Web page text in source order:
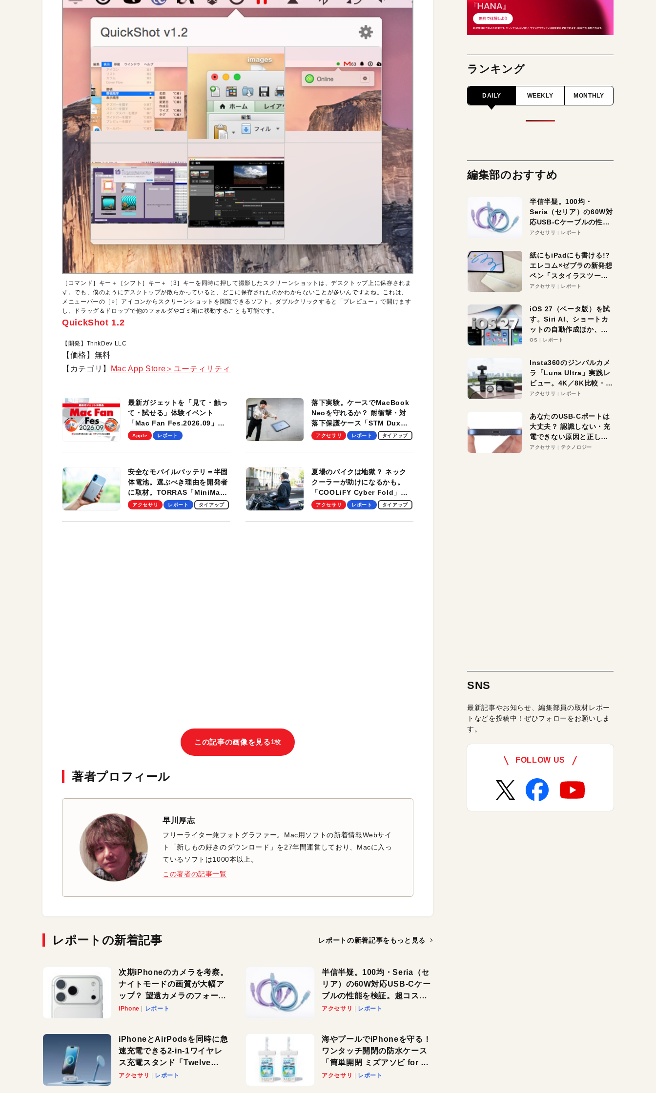
［コマンド］キー＋［シフト］キー＋［3］キーを同時に押して撮影したスクリーンショットは、デスクトップ上に保存されま
す。でも、僕のようにデスクトップが散らかっていると、どこに保存されたのかわからないことが多いんですよね。これは、
メニューバーの［○］アイコンからスクリーンショットを閲覧できるソフト。ダブルクリックすると「プレビュー」で開けます
し、ドラッグ＆ドロップで他のフォルダやゴミ箱に移動することも可能です。
QuickShot 1.2
【開発】ThnkDev LLC
【価格】無料
【カテゴリ】
Mac App Store＞ユーティリティ
最新ガジェットを「見て・触っ
て・試せる」体験イベント
「Mac Fan Fes.2026.09」
を、9月26日（土）に開催しま
Apple レポート
落下実験。ケースでMacBook
Neoを守れるか？ 耐衝撃・対
落下保護ケース「STM Dux
Ultra」を検証。学生、ビジネ
適！
アクセサリ レポート タイアップ
安全なモバイルバッテリ＝半固
体電池。選ぶべき理由を開発者
に取材。TORRAS「MiniMag
Pro」の実機レビューも
アクセサリ レポート タイアップ
夏場のバイクは地獄？ ネック
クーラーが助けになるかも。
「COOLiFY Cyber Fold」レ
ビュー。冷却の速さ、密着する
性がグッド！
アクセサリ レポート タイアップ
この記事の画像を見る 1枚
著者プロフィール
早川厚志
フリーライター兼フォトグラファー。Mac用ソフトの新着情報Webサイ
ト「新しもの好きのダウンロード」を27年間運営しており、Macに入っ
ているソフトは1000本以上。
この著者の記事一覧
レポートの新着記事 レポートの新着記事をもっと見る
次期iPhoneのカメラを考察。
ナイトモードの画質が大幅ア
ップ？ 望遠カメラのフォーカ
スがさらにシャープに？
iPhone レポート
半信半疑。100均・Seria（セ
リア）の60W対応USB-Cケー
ブルの性能を検証。超コスパ
の1本を発見か？
アクセサリ レポート
iPhoneとAirPodsを同時に急
速充電できる2-in-1ワイヤレ
ス充電スタンド「Twelve
South HiRise 2 Deluxe」が
アクセサリ レポート
海やプールでiPhoneを守る！
ワンタッチ開閉の防水ケース
「簡単開閉 ミズアソビ for ス
マホ」で夏のレジャーを満喫
アクセサリ レポート
ランキング
DAILY WEEKLY MONTHLY
編集部のおすすめ
半信半疑。100均・
Seria（セリア）の60W対
応USB-Cケーブルの性能
を検証。超コスパの1本を
アクセサリ レポート
紙にもiPadにも書ける!?
エレコム×ゼブラの新発想
ペン「スタイラスツーウ
ェイ」レビュー。持ち替
アクセサリ レポート
iOS 27（ベータ版）を試
す。Siri AI、ショートカ
ットの自動作成ほか、期
待大の便利機能5選。
る未来はすぐそこ！
OS レポート
Insta360のジンバルカメ
ラ「Luna Ultra」実践レ
ビュー。4K／8K比較・ズ
ーム・夜間撮影をチェッ
アクセサリ レポート
あなたのUSB-Cポートは
大丈夫？ 認識しない・充
電できない原因と正しい
対策
アクセサリ テクノロジー
SNS
最新記事やお知らせ、編集部員の取材レポー
トなどを投稿中！ぜひフォローをお願いしま
す。
FOLLOW US